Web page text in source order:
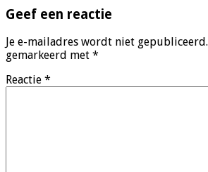
Geef een reactie
Je e-mailadres wordt niet gepubliceerd.
gemarkeerd met *
Reactie *